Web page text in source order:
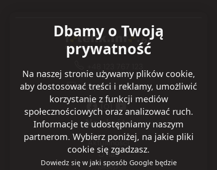
sklep@fotelik.info.pl
Na skróty
Aktualności
O nas
Sklep
Dbamy o Twoją
prywatność
Na naszej stronie używamy plików cookie,
aby dostosować treści i reklamy, umożliwić
korzystanie z funkcji mediów
społecznościowych oraz analizować ruch.
Informacje te udostępniamy naszym
partnerom. Wybierz poniżej, na jakie pliki
cookie się zgadzasz.
Dowiedz się w jaki sposób Google będzie